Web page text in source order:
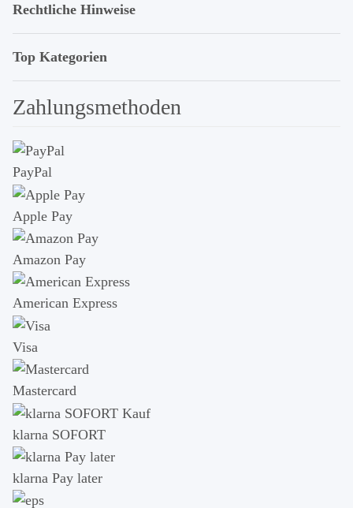
Rechtliche Hinweise
Top Kategorien
Zahlungsmethoden
PayPal
Apple Pay
Amazon Pay
American Express
Visa
Mastercard
klarna SOFORT
klarna Pay later